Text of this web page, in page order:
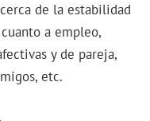
de la estabilidad
a empleo,
y de pareja,
etc.